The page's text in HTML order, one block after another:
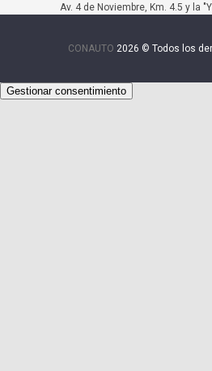
Av. 4 de Noviembre, Km. 4.5 y la
CONAUTO 2026 © Todos los
Gestionar consentimiento